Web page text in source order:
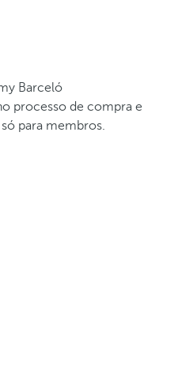
Barceló
processo de compra e
para membros.